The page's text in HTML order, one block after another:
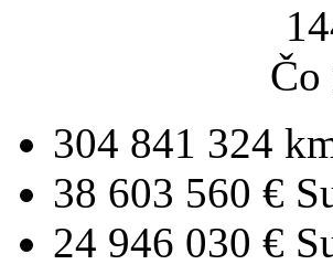
Čo
304 841 324
38 603 560 €
24 946 030 €